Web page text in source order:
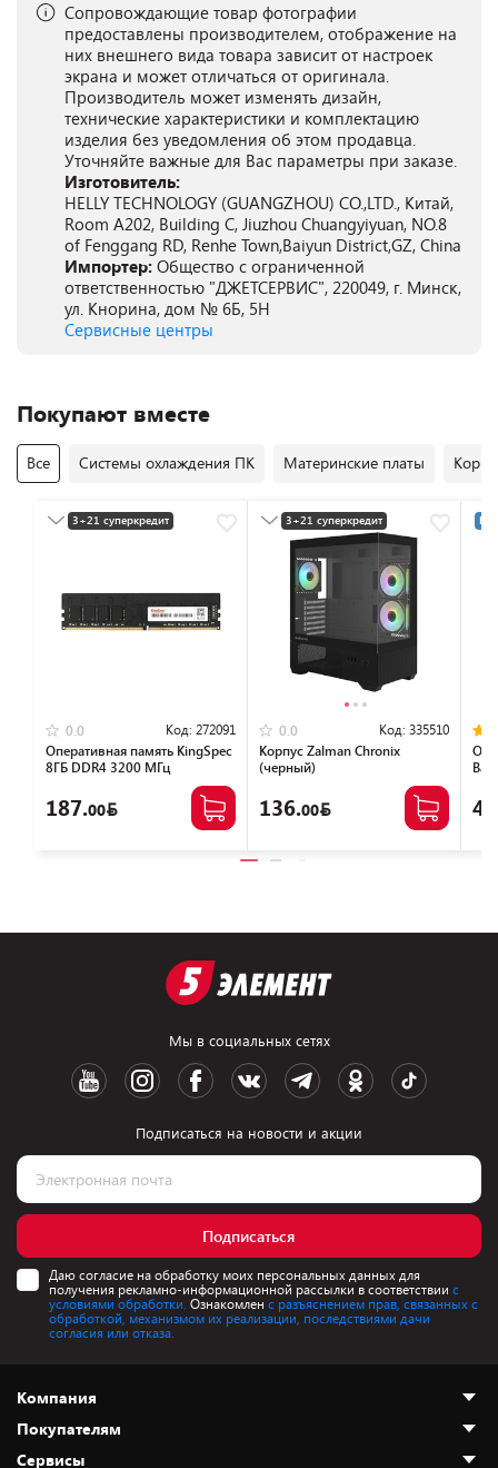
Сопровождающие товар фотографии
предоставлены производителем, отображение на
них внешнего вида товара зависит от настроек
экрана и может отличаться от оригинала.
Производитель может изменять дизайн,
технические характеристики и комплектацию
изделия без уведомления об этом продавца.
Уточняйте важные для Вас параметры при заказе.
Изготовитель:
HELLY TECHNOLOGY (GUANGZHOU) CO.,LTD., Китай,
Room A202, Building C, Jiuzhou Chuangyiyuan, NO.8
of Fenggang RD, Renhe Town,Baiyun District,GZ, China
Импортер: Общество с ограниченной
ответственностью "ДЖЕТСЕРВИС", 220049, г. Минск,
ул. Кнорина, дом № 6Б, 5Н
Сервисные центры
Покупают вместе
Все Системы охлаждения ПК Материнские платы
3+21 суперкредит
0.0 Код: 272091
Оперативная память KingSpec
8ГБ DDR4 3200 МГц
187.00
3+21 суперкредит
Разумная цена
0.0 Код: 335510
Корпус Zalman Chronix
(черный)
136.00
Мы в социальных сетях
Подписаться на новости и акции
Подписаться
Даю согласие на обработку моих персональных данных для
получения рекламно-информационной рассылки в соответствии с
условиями обработки. Ознакомлен с разъяснением прав, связанных с
обработкой, механизмом их реализации, последствиями дачи
согласия или отказа.
Компания
О нас
Покупателям
Сервисы